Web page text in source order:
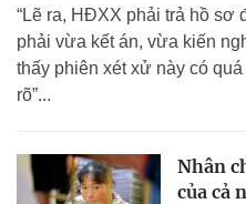
“Lẽ ra, HĐXX phải trả hồ sơ
phải vừa kết án, vừa kiến
thấy phiên xét xử này có
rõ”...
Nhân
của cả